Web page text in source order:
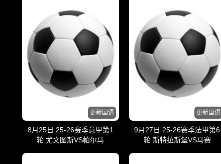
更新国语
8月25日 25-26赛季意甲第1
轮 尤文图斯VS帕尔马
更新国语
9月27日 25-26赛季法甲第6
轮 斯特拉斯堡VS马赛